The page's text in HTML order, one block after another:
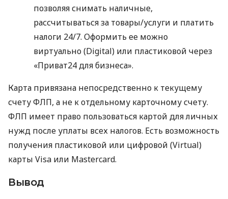
позволяя снимать наличные,
рассчитываться за товары/услуги и платить
налоги 24/7. Оформить ее можно
виртуально (Digital) или пластиковой через
«Приват24 для бизнеса».
Карта привязана непосредственно к текущему
счету ФЛП, а не к отдельному карточному счету.
ФЛП имеет право пользоваться картой для личных
нужд после уплаты всех налогов. Есть возможность
получения пластиковой или цифровой (Virtual)
карты Visa или Mastercard.
Вывод